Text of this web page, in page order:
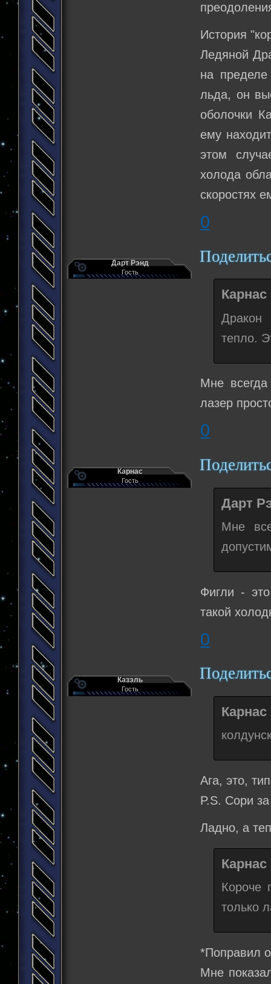
История
Ледяной
на
льда, он
оболочки
ему
этом
холода
скоростях
0
Дарт Рэнд
Гость
Карнас
Дракон
тепло.
Мне
лазер
0
Карнас
Гость
Дарт
Мне
Фигли -
такой
0
Казэль
Гость
Карнас
Ага, это,
P.S. Сори
Ладно, а
Карнас
Короче
только
*Поправил
Мне